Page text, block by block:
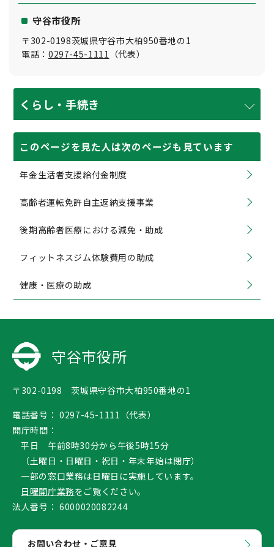
守谷市役所
〒302-0198茨城県守谷市大柏950番地の1
電話： 0297-45-1111 （代表）
くらし・手続き
このページを見た人は次のページも見ています
年金生活者支援給付金制度
高齢者運転免許自主返納支援事業
後期高齢者医療における減免・助成
フィットネスジム体験費用の助成
健康・医療の助成
守谷市役所
〒302-0198 茨城県守谷市大柏950番地の1
電話番号： 0297-45-1111（代表）
開庁時間：
平日 午前8時30分から午後5時15分
（土曜日・日曜日・祝日・年末年始は閉庁）
一部の窓口業務は日曜日に実施しています。
日曜開庁業務をご覧ください。
法人番号： 6000020082244
お問い合わせ・ご意見